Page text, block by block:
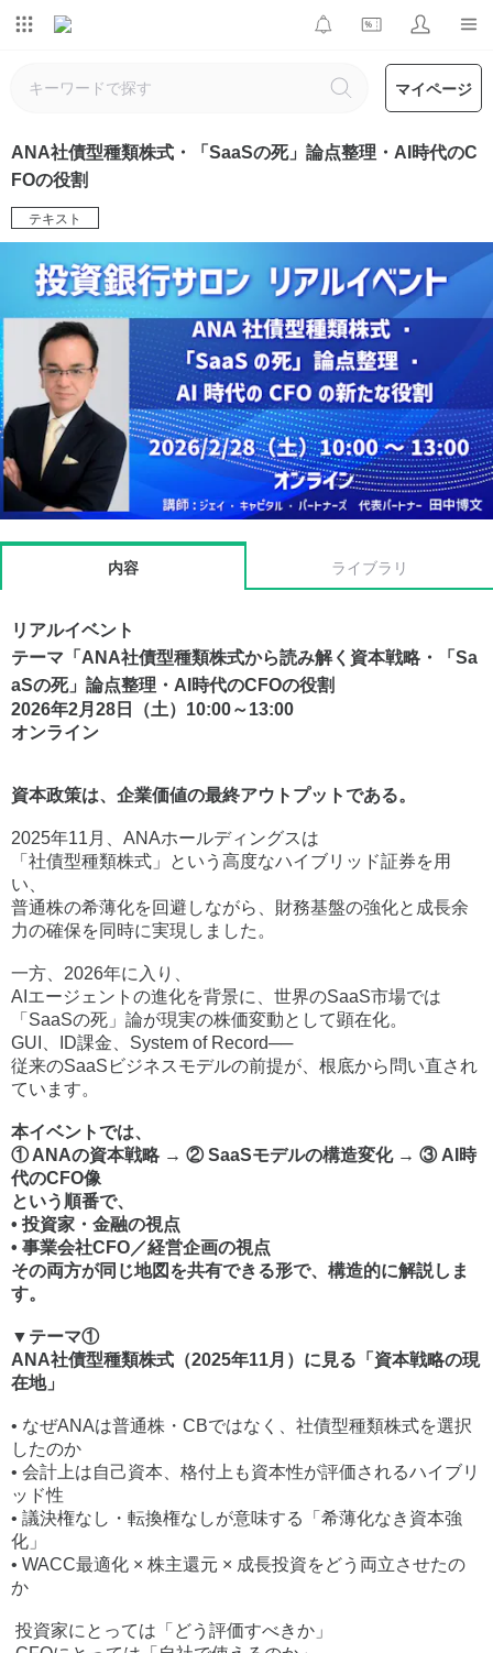
マイページ
ANA社債型種類株式・「SaaSの死」論点整理・AI時代のC
FOの役割
テキスト
内容 ライブラリ
リアルイベント
テーマ「ANA社債型種類株式から読み解く資本戦略・「Sa
aSの死」論点整理・AI時代のCFOの役割
2026年2月28日（土）10:00～13:00
オンライン
資本政策は、企業価値の最終アウトプットである。
2025年11月、ANAホールディングスは
「社債型種類株式」という高度なハイブリッド証券を用
い、
普通株の希薄化を回避しながら、財務基盤の強化と成長余
力の確保を同時に実現しました。
一方、2026年に入り、
AIエージェントの進化を背景に、世界のSaaS市場では
「SaaSの死」論が現実の株価変動として顕在化。
GUI、ID課金、System of Record──
従来のSaaSビジネスモデルの前提が、根底から問い直され
ています。
本イベントでは、
① ANAの資本戦略 → ② SaaSモデルの構造変化 → ③ AI時
代のCFO像
という順番で、
• 投資家・金融の視点
• 事業会社CFO／経営企画の視点
その両方が同じ地図を共有できる形で、構造的に解説しま
す。
▼テーマ①
ANA社債型種類株式（2025年11月）に見る「資本戦略の現
在地」
• なぜANAは普通株・CBではなく、社債型種類株式を選択
したのか
• 会計上は自己資本、格付上も資本性が評価されるハイブリ
ッド性
• 議決権なし・転換権なしが意味する「希薄化なき資本強
化」
• WACC最適化 × 株主還元 × 成長投資をどう両立させたの
か
投資家にとっては「どう評価すべきか」